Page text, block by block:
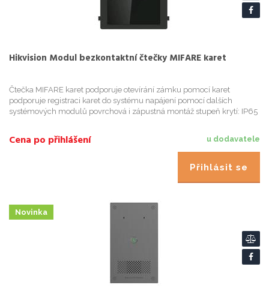
Hikvision Modul bezkontaktní čtečky MIFARE karet
Čtečka MIFARE karet podporuje otevírání zámku pomocí karet
podporuje registraci karet do systému napájení pomocí dalších
systémových modulů povrchová i zápustná montáž stupeň krytí: IP65
u dodavatele
Cena po přihlášení
Přihlásit se
Novinka